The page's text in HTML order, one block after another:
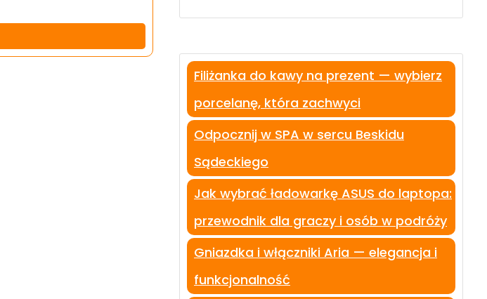
Filiżanka do kawy na prezent — wybierz
porcelanę, która zachwyci
Odpocznij w SPA w sercu Beskidu
Sądeckiego
Jak wybrać ładowarkę ASUS do laptopa:
przewodnik dla graczy i osób w podróży
Gniazdka i włączniki Aria — elegancja i
funkcjonalność